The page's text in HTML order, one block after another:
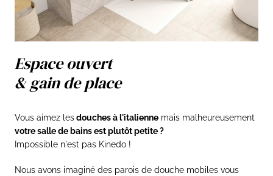
Espace ouvert
& gain de place
Vous aimez lesdouches à l'italienne mais malheureusement
votre salle de bains est plutôt petite ?
Impossible n'est pas Kinedo !
Nous avons imaginé des parois de douche mobiles vous